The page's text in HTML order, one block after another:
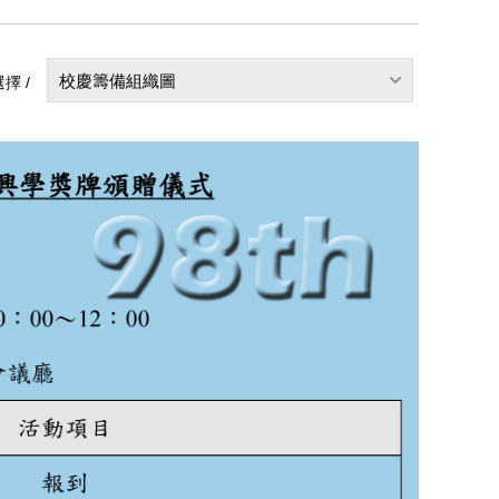
擇 / 校慶籌備組織圖